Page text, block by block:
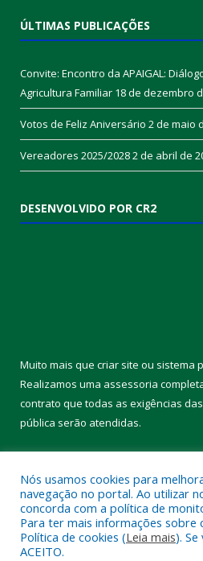
ÚLTIMAS PUBLICAÇÕES
Convite: Encontro da APAIGAL:
Agricultura Familiar 18 de dezembro
Votos de Feliz Aniversário 2 de maio
Vereadores 2025/20282 de abril de
DESENVOLVIDO POR CR2
Muito mais que criar site ou sistema
Realizamos uma assessoria
contrato que todas as exigências das
pública serão atendidas.
Todos os direitos reservados a
Nós usamos cookies para
navegação no portal. Ao utilizar
concorda com a política de
Para ter mais informações sobre
Política de cookies (Leia mais).
ACEITO.